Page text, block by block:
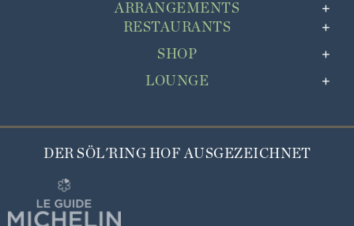
ARRANGEMENTS
RESTAURANTS
SHOP
LOUNGE
DER SÖL'RING HOF AUSGEZEICHNET